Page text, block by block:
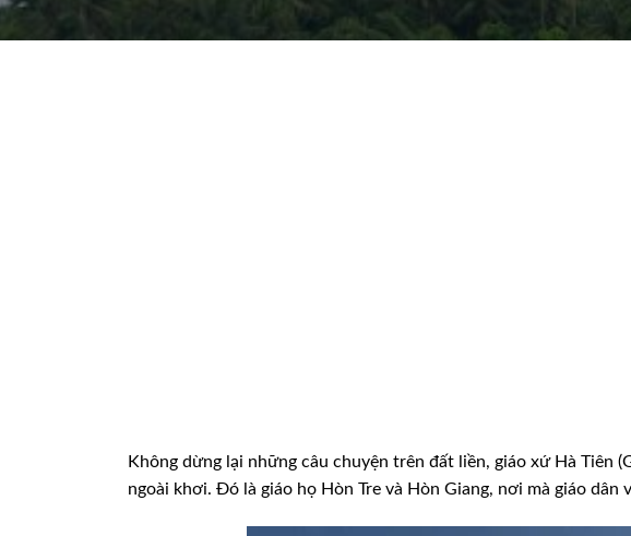
Không dừng lại những câu chuyện trên đất liền, giáo xứ Hà Tiên
ngoài khơi. Ðó là giáo họ Hòn Tre và Hòn Giang, nơi mà giáo dân